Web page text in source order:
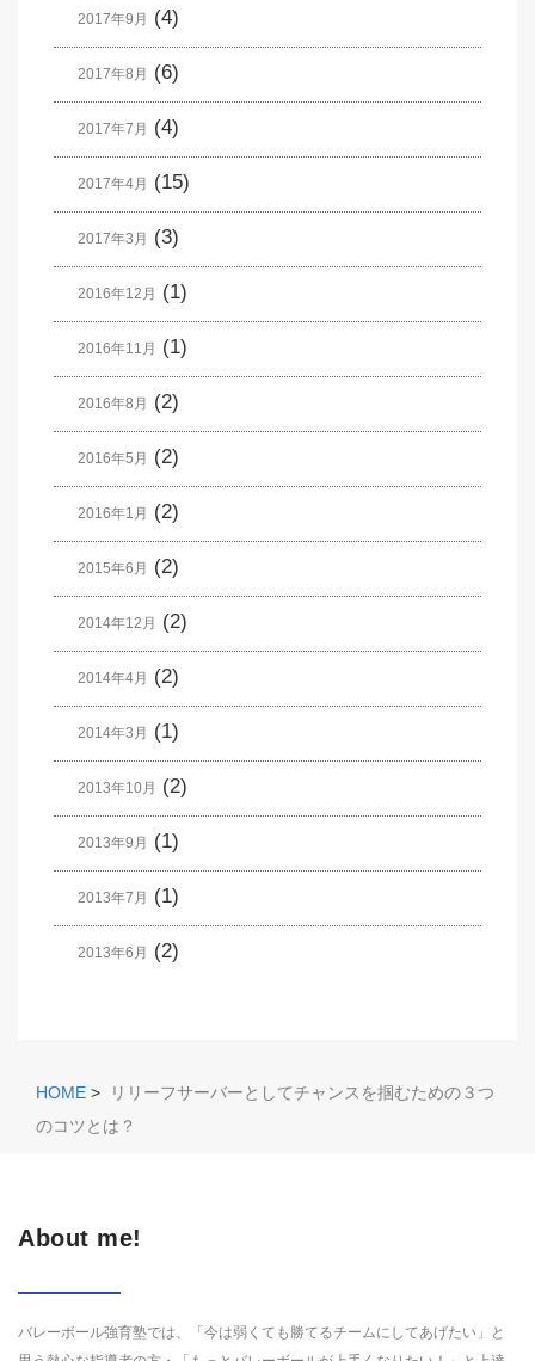
2017年9月 (4)
2017年8月 (6)
2017年7月 (4)
2017年4月 (15)
2017年3月 (3)
2016年12月 (1)
2016年11月 (1)
2016年8月 (2)
2016年5月 (2)
2016年1月 (2)
2015年6月 (2)
2014年12月 (2)
2014年4月 (2)
2014年3月 (1)
2013年10月 (2)
2013年9月 (1)
2013年7月 (1)
2013年6月 (2)
HOME >
リリーフサーバーとしてチャンスを掴むための３つ
のコツとは？
About me!
バレーボール強育塾では、「今は弱くても勝てるチームにしてあげたい」と